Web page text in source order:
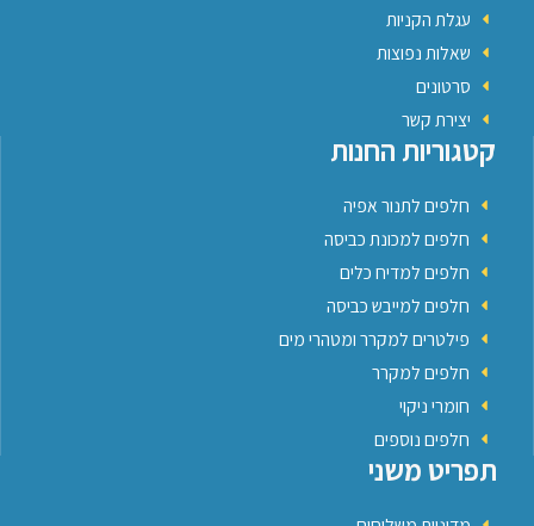
עגלת הקניות
שאלות נפוצות
סרטונים
יצירת קשר
קטגוריות החנות
חלפים לתנור אפיה
חלפים למכונת כביסה
חלפים למדיח כלים
חלפים למייבש כביסה
פילטרים למקרר ומטהרי מים
חלפים למקרר
חומרי ניקוי
חלפים נוספים
תפריט משני